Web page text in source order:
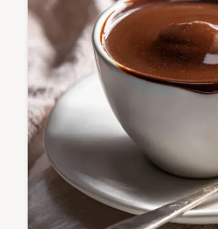
chronométrage détaillé.